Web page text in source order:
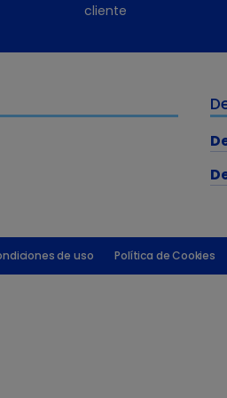
cliente
de uso Política de Cookies